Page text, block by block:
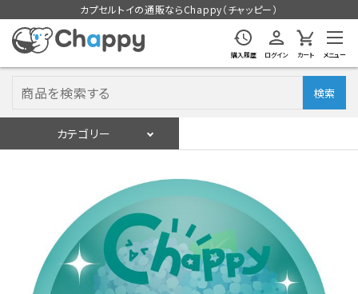
カプセルトイの通販ならChappy（チャッピー）
購入履歴 ログイン カート メニュー
検索
カテゴリー
入荷スケジュールをチェック
カプセルトイマシン本体